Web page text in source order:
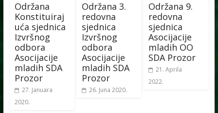
Održana
Konstituiraj
uća sjednica
Izvršnog
odbora
Asocijacije
mladih SDA
Prozor
27. Januara
2020.
Održana 3.
redovna
sjednica
Izvršnog
odbora
Asocijacije
mladih SDA
Prozor
26. Juna 2020.
Održana 9.
redovna
sjednica
Asocijacije
mladih OO
SDA Prozor
21. Aprila
2022.